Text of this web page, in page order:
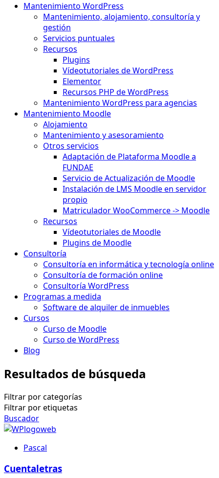
Mantenimiento WordPress
Mantenimiento, alojamiento, consultoría y
gestión
Servicios puntuales
Recursos
Plugins
Vídeotutoriales de WordPress
Elementor
Recursos PHP de WordPress
Mantenimiento WordPress para agencias
Mantenimiento Moodle
Alojamiento
Mantenimiento y asesoramiento
Otros servicios
Adaptación de Plataforma Moodle a
FUNDAE
Servicio de Actualización de Moodle
Instalación de LMS Moodle en servidor
propio
Matriculador WooCommerce -> Moodle
Recursos
Vídeotutoriales de Moodle
Plugins de Moodle
Consultoría
Consultoría en informática y tecnología online
Consultoría de formación online
Consultoría WordPress
Programas a medida
Software de alquiler de inmuebles
Cursos
Curso de Moodle
Curso de WordPress
Blog
Resultados de búsqueda
Filtrar por categorías
Filtrar por etiquetas
Buscador
Pascal
Cuentaletras